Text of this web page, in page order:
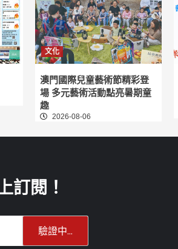
文化
澳門國際兒童藝術節精彩登
場 多元藝術活動點亮暑期童
趣
2026-08-06
訂閱！